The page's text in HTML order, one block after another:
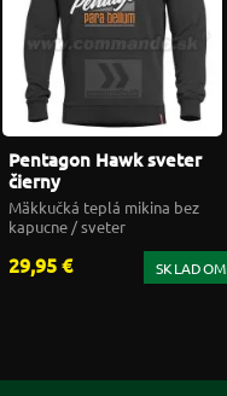
Pentagon Hawk sveter
čierny
Mäkkučká teplá mikina bez
kapucne / sveter
29,95 € SKLADOM